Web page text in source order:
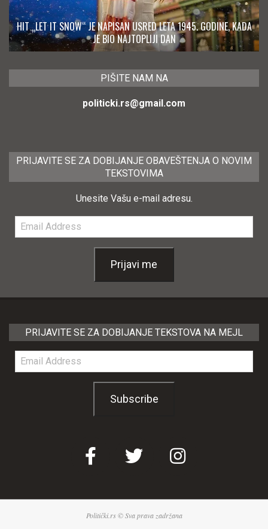
HIT „LET IT SNOW“ JE NAPISAN USRED LETA 1945. GODINE, KADA
JE BIO NAJTOPLIJI DAN
PIŠITE NAM NA
politicki.rs@gmail.com
PRIJAVITE SE ZA DOBIJANJE OBAVEŠTENJA O NOVIM
TEKSTOVIMA
Unesite Vašu e-mail adresu.
Email
Address
Prijavi me
PRIJAVITE SE ZA DOBIJANJE TEKSTOVA NA MEJL
Email
Address
Subscribe
Politički.rs © Sva prava zadržana